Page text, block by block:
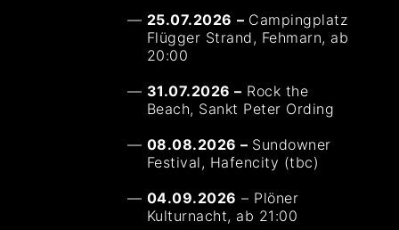
25.07.2026 – Campingplatz
Flügger Strand, Fehmarn, ab
20:00
31.07.2026 – Rock the
Beach, Sankt Peter Ording
08.08.2026 – Sundowner
Festival, Hafencity (tbc)
04.09.2026 – Plöner
Kulturnacht, ab 21:00